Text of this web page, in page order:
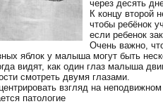
через десять
К концу второй
чтобы ребёнок
если ребенок
Очень важно,
яблок у малыша могут быть
видят, как один глаз малыша
смотреть двумя глазами.
взгляд на
патологие